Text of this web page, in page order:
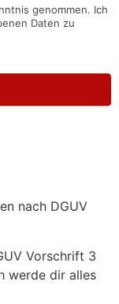
genommen. Ich
Daten zu
nach DGUV
Vorschrift 3
werde dir alles